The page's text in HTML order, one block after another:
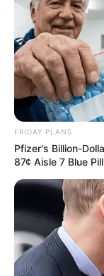
FRIDAY PLANS
Pfizer's Billion-
87¢ Aisle 7 Blue Pill